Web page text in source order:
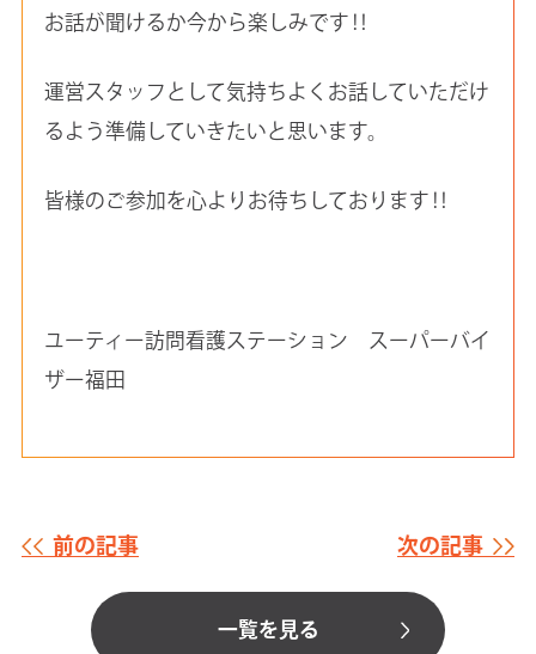
お話が聞けるか今から楽しみです‼
運営スタッフとして気持ちよくお話していただけ
るよう準備していきたいと思います。
皆様のご参加を心よりお待ちしております‼
ユーティー訪問看護ステーション スーパーバイ
ザー福田
前の記事
一覧を見る
次の記事